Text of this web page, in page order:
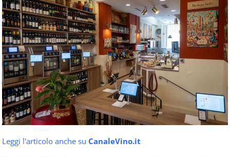
Leggi l'articolo anche su CanaleVino.it